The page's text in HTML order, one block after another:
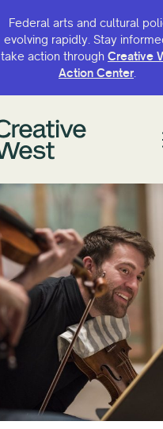
Federal arts and cultural
evolving rapidly. Stay
take action through Creative
Action Center.